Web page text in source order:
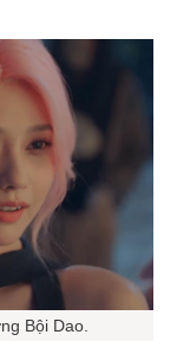
Bội Dao.